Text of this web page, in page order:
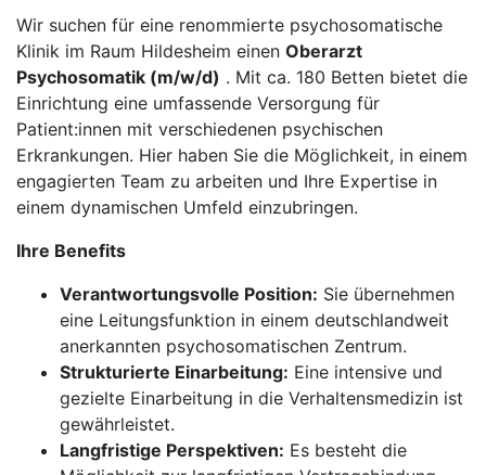
Wir suchen für eine renommierte psychosomatische
Klinik im Raum Hildesheim einen Oberarzt
Psychosomatik (m/w/d) . Mit ca. 180 Betten bietet die
Einrichtung eine umfassende Versorgung für
Patient:innen mit verschiedenen psychischen
Erkrankungen. Hier haben Sie die Möglichkeit, in einem
engagierten Team zu arbeiten und Ihre Expertise in
einem dynamischen Umfeld einzubringen.
Ihre Benefits
Verantwortungsvolle Position: Sie übernehmen
eine Leitungsfunktion in einem deutschlandweit
anerkannten psychosomatischen Zentrum.
Strukturierte Einarbeitung: Eine intensive und
gezielte Einarbeitung in die Verhaltensmedizin ist
gewährleistet.
Langfristige Perspektiven: Es besteht die